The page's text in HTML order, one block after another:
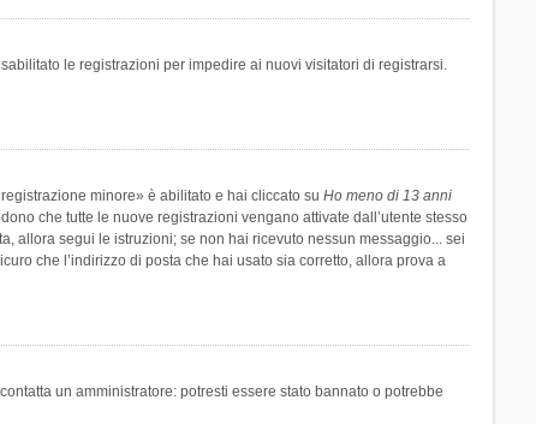
le registrazioni per impedire ai nuovi visitatori di registrarsi.
minore» è abilitato e hai cliccato su Ho meno di 13 anni
che tutte le nuove registrazioni vengano attivate dall’utente stesso
allora segui le istruzioni; se non hai ricevuto nessun messaggio... sei
che l’indirizzo di posta che hai usato sia corretto, allora prova a
un amministratore: potresti essere stato bannato o potrebbe